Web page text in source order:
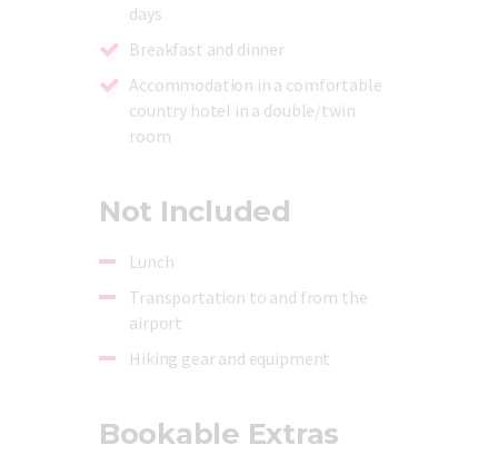
days
Breakfast and dinner
Accommodation in a comfortable
country hotel in a double/twin
room
Not Included
Lunch
Transportation to and from the
airport
Hiking gear and equipment
Bookable Extras